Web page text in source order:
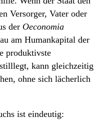
Versorger, Vater oder
der Oeconomia
am Humankapital der
produktivste
kann gleichzeitig
ohne sich lächerlich
ist eindeutig: